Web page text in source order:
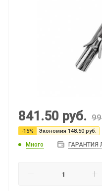
841.50 руб.
-15% Экономия 148.50 руб.
Много ГАРАНТИЯ